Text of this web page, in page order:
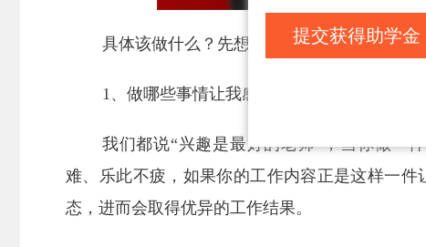
具体该做什么？先想清楚三个问题：
1、做哪些事情让我感到快乐？
我们都说“兴趣是最好的老师”，当你做一
难、乐此不疲，如果你的工作内容正是这样一
态，进而会取得优异的工作结果。
提交获得助学金